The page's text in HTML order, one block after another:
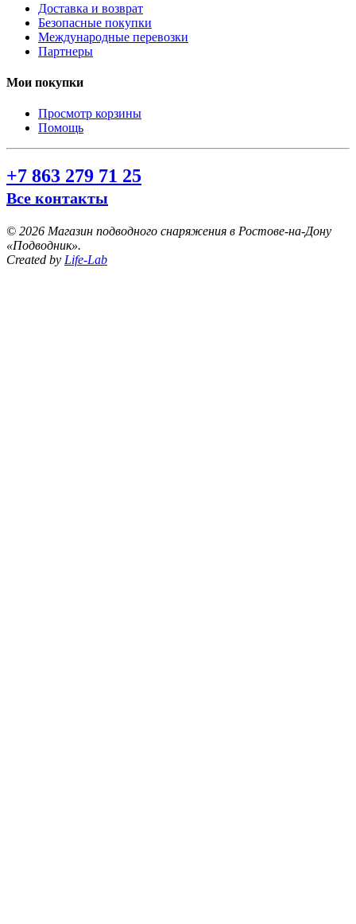
Доставка и возврат
Безопасные покупки
Международные перевозки
Партнеры
Мои покупки
Просмотр корзины
Помощь
+7 863 279 71 25
Все контакты
© 2026 Магазин подводного снаряжения в Ростове-на-Дону
«Подводник».
Created by Life-Lab